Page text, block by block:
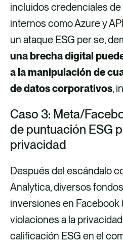
incluidos credenciales
internos como Azure y
un ataque ESG per se,
una brecha digital
a la manipulación de
de datos corporativos,
Caso 3: Meta/
de puntuación ESG
privacidad
Después del escándalo
Analytica, diversos
inversiones en Facebook
violaciones a la
calificación ESG en el